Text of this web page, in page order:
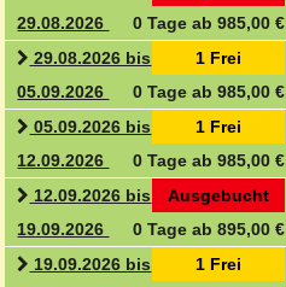
29.08.2026
0 Tage ab 985,00 €
1 Frei
29.08.2026 bis
05.09.2026
0 Tage ab 985,00 €
1 Frei
05.09.2026 bis
12.09.2026
0 Tage ab 985,00 €
Ausgebucht
12.09.2026 bis
19.09.2026
0 Tage ab 895,00 €
1 Frei
19.09.2026 bis